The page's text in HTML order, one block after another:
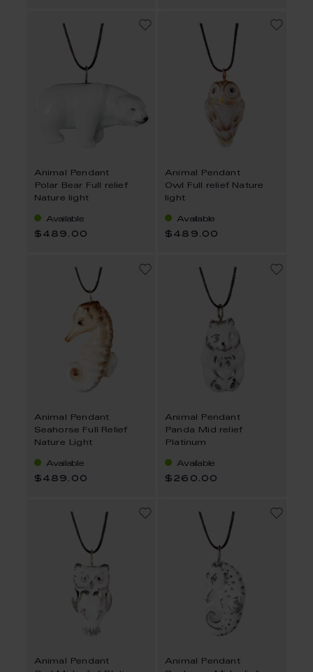
Animal Pendant
Polar Bear Full relief
Nature light
Available
$489.00
Animal Pendant
Owl Full relief Nature
light
Available
$489.00
Animal Pendant
Seahorse Full Relief
Nature Light
Available
$489.00
Animal Pendant
Panda Mid relief
Platinum
Available
$260.00
Animal Pendant
Animal Pendant